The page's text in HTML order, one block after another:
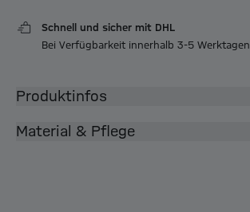
Schnell und sicher mit DHL
Bei Verfügbarkeit innerhalb 3-5 Werktagen
Produktinfos
Material & Pflege